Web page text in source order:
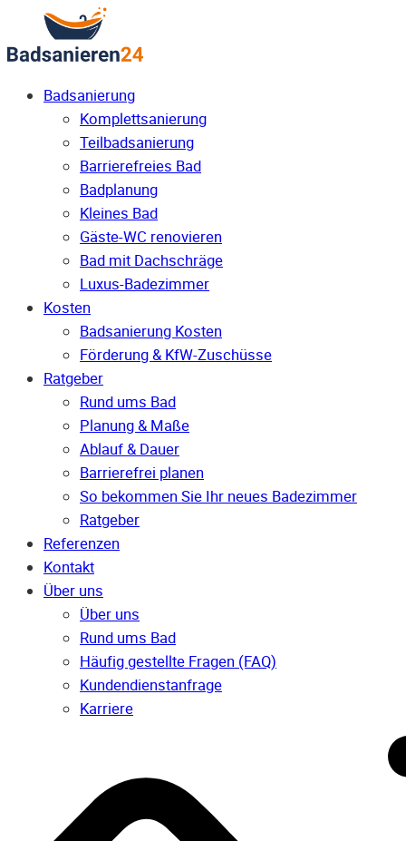
Badsanierung
Komplettsanierung
Teilbadsanierung
Barrierefreies Bad
Badplanung
Kleines Bad
Gäste-WC renovieren
Bad mit Dachschräge
Luxus-Badezimmer
Kosten
Badsanierung Kosten
Förderung & KfW-Zuschüsse
Ratgeber
Rund ums Bad
Planung & Maße
Ablauf & Dauer
Barrierefrei planen
So bekommen Sie Ihr neues Badezimmer
Ratgeber
Referenzen
Kontakt
Über uns
Über uns
Rund ums Bad
Häufig gestellte Fragen (FAQ)
Kunden­dienst­anfrage
Karriere